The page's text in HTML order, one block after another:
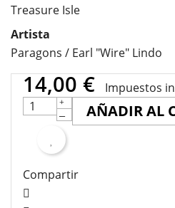
Treasure Isle
Artista
Paragons / Earl "Wire" Lindo
14,00 € Impuestos
AÑADIR AL
Compartir